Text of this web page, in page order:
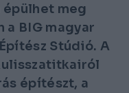
meg
BIG magyar
Stúdió. A
építészt, a